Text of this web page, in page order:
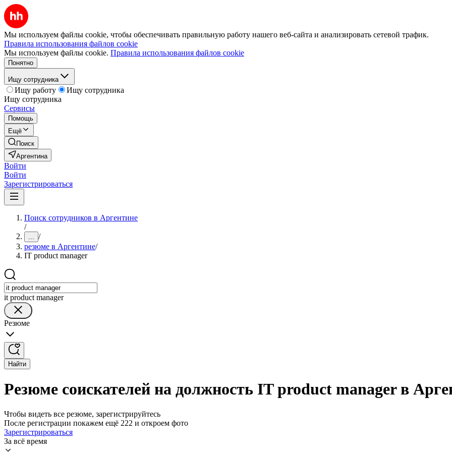
Мы используем файлы cookie, чтобы обеспечивать правильную работу нашего веб-сайта и анализировать сетевой трафик.
Правила использования файлов cookie
Мы используем файлы cookie. Правила использования файлов cookie
Понятно
Ищу сотрудника
Ищу работу
Ищу сотрудника
Ищу сотрудника
Сервисы
Помощь
Ещё
Поиск
Аргентина
Войти
Войти
Зарегистрироваться
Поиск сотрудников в Аргентине
/
... /
резюме в Аргентине/
IT product manager
it product manager
Резюме
Найти
Резюме соискателей на должность IT product manager в
Чтобы видеть все резюме, зарегистрируйтесь
После регистрации покажем ещё 222 и откроем фото
Зарегистрироваться
За всё время